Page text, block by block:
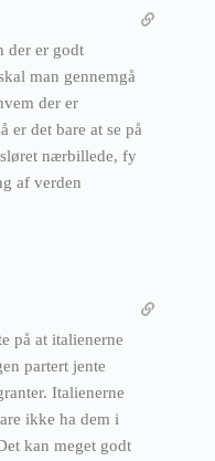
der er godt
man gennemgå
der er
er det bare at se på
nærbillede, fy
af verden
på at italienerne
partert jente
Italienerne
ikke ha dem i
kan meget godt